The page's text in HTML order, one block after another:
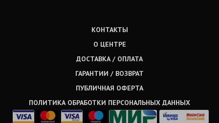
КОНТАКТЫ
О ЦЕНТРЕ
ДОСТАВКА / ОПЛАТА
ГАРАНТИИ / ВОЗВРАТ
ПУБЛИЧНАЯ ОФЕРТА
ПОЛИТИКА ОБРАБОТКИ ПЕРСОНАЛЬНЫХ ДАННЫХ